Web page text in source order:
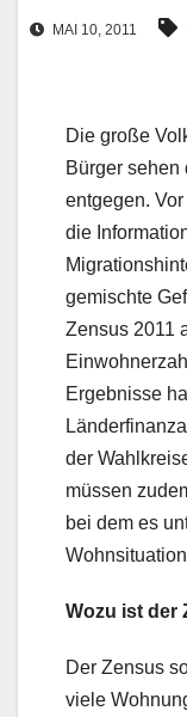
MAI 10, 2011
Die große
Bürger sehen
entgegen.
die
gemischte
Zensus 2011
Ergebnisse
der
müssen
bei dem es
Wozu ist der
Der Zensus
viele